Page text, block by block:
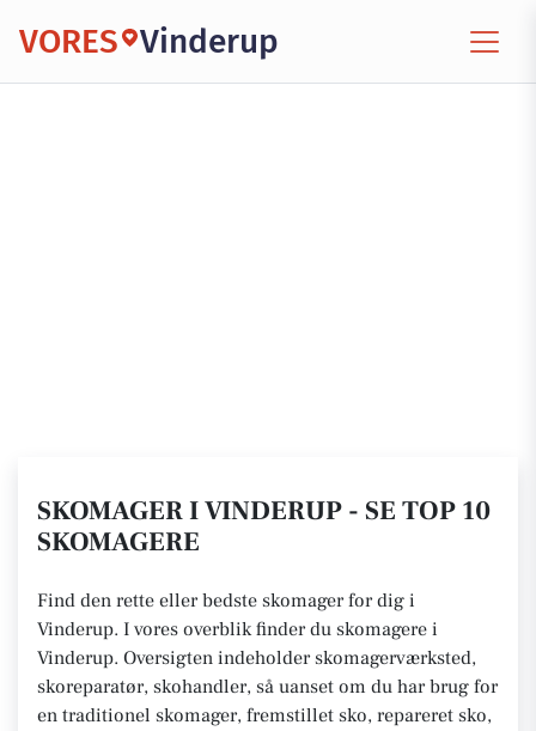
VORES Vinderup
SKOMAGER I VINDERUP - SE TOP 10
SKOMAGERE
Find den rette eller bedste skomager for dig i
Vinderup. I vores overblik finder du skomagere i
Vinderup. Oversigten indeholder skomagerværksted,
skoreparatør, skohandler, så uanset om du har brug for
en traditionel skomager, fremstillet sko, repareret sko,